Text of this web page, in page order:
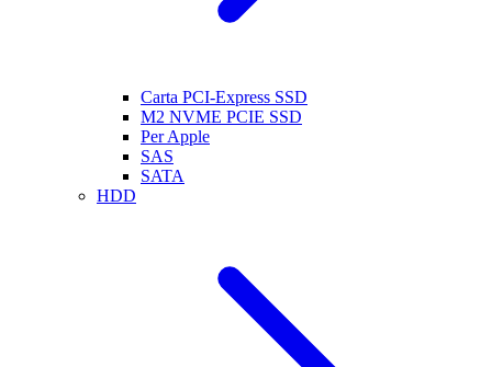
Carta PCI-Express SSD
M2 NVME PCIE SSD
Per Apple
SAS
SATA
HDD